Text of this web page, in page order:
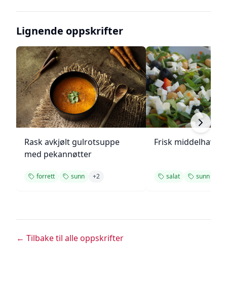
Lignende oppskrifter
Rask avkjølt gulrotsuppe
med pekannøtter
forrett sunn +2
Frisk middelhavs
salat sunn
← Tilbake til alle oppskrifter